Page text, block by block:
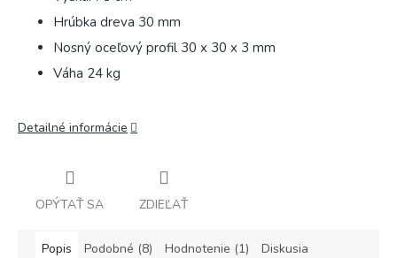
Hrúbka dreva 30 mm
Nosný oceľový profil 30 x 30 x 3 mm
Váha 24 kg
Detailné informácie
OPÝTAŤ SA ZDIEĽAŤ
Popis Podobné (8) Hodnotenie (1) Diskusia